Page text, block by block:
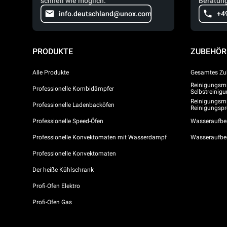
info.deutschland@unox.com
PRODUKTE
Alle Produkte
Professionelle Kombidämpfer
Professionelle Ladenbacköfen
Professionelle Speed-Öfen
Professionelle Konvektomaten mit Wasserdampf
Professionelle Konvektomaten
Der heiße Kühlschrank
Profi-Ofen Elektro
Profi-Ofen Gas
ZUBEHÖR
Gesamtes